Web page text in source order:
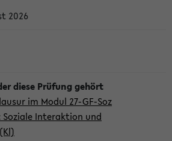
2026
im Modul 27-GF-Soz
Soziale Interaktion und